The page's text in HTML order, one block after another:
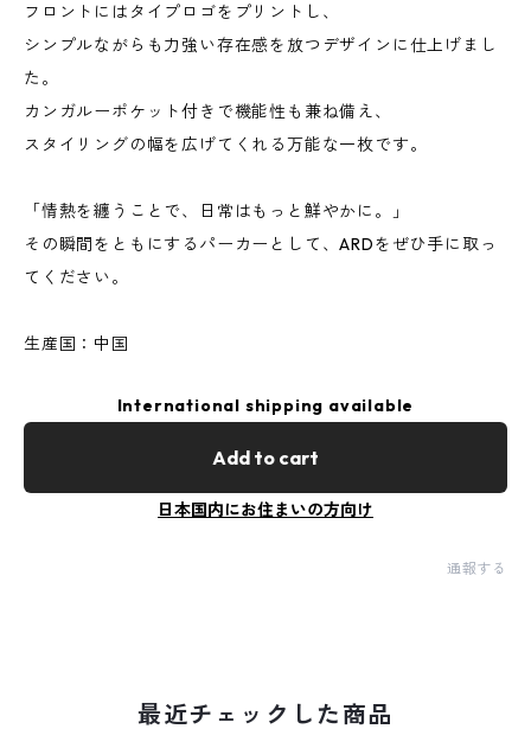
フロントにはタイプロゴをプリントし、
シンプルながらも力強い存在感を放つデザインに仕上げまし
た。
カンガルーポケット付きで機能性も兼ね備え、
スタイリングの幅を広げてくれる万能な一枚です。
「情熱を纏うことで、日常はもっと鮮やかに。」
その瞬間をともにするパーカーとして、ARDをぜひ手に取っ
てください。
生産国：中国
International shipping available
Add to cart
日本国内にお住まいの方向け
通報する
最近チェックした商品